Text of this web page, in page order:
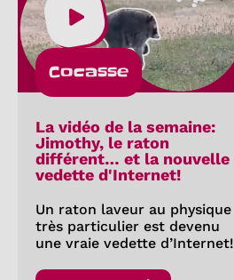
Cocasse
La vidéo de la semaine:
Jimothy, le raton
différent… et la nouvelle
vedette d'Internet!
Un raton laveur au physique
très particulier est devenu
une vraie vedette d’Internet!